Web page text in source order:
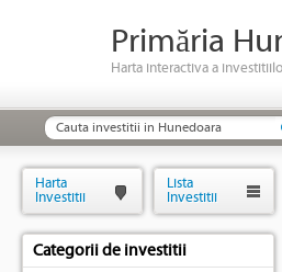
Primăria
Harta interactiva a
Harta
Investitii
Lista
Investitii
Categorii de investitii